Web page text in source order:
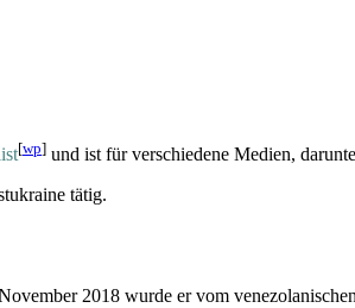
[wp] und ist für verschiedene Medien,
tätig.
2018 wurde er vom venezolanischen